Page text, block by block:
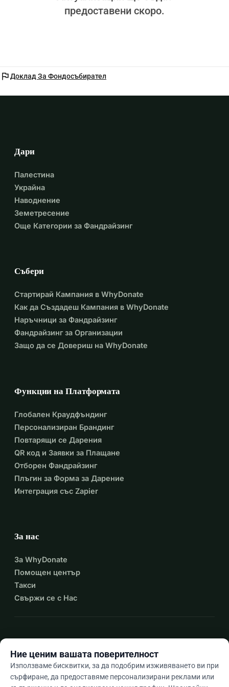
предоставени скоро.
flagДоклад За Фондосъбирател
Дари
Палестина
Украйна
Наводнение
Земетресение
Още Категории за Фандрайзинг
Събери
Стартирай Кампания в WhyDonate
Как да Създадеш Кампания в WhyDonate
Наръчници за Фандрайзинг
Фандрайзинг за Организации
Защо да се Довериш на WhyDonate
Функции на Платформата
Глобален Краудфъндинг
Персонализиран Брандинг
Повтарящи се Дарения
QR код и Заявки за Плащане
Отборен Фандрайзинг
Плъгин за Форма за Дарение
Интеграция със Zapier
За нас
За WhyDonate
Помощен център
Такси
Свържи се с Нас
Ние ценим вашата поверителност
Използваме бисквитки, за да подобрим изживяването ви при
сърфиране, да предоставяме персонализирани реклами или